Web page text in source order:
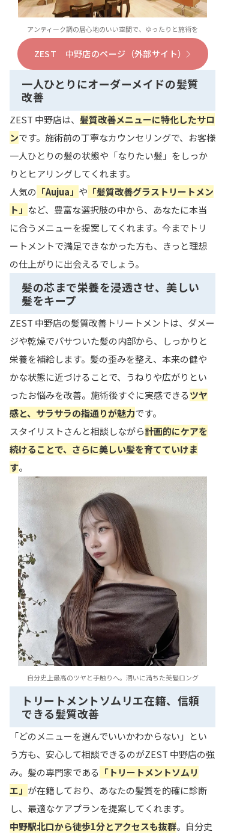
アンティーク調の居心地のいい空間で、ゆったりと施術を
ZEST 中野店のページ（外部サイト）
一人ひとりにオーダーメイドの髪質
改善
ZEST 中野店は、 髪質改善メニューに特化したサロ
ンです。施術前の丁寧なカウンセリングで、お客様
一人ひとりの髪の状態や「なりたい髪」をしっか
りとヒアリングしてくれます。
人気の 「Aujua」 や 「髪質改善グラストリートメン
ト」 など、豊富な選択肢の中から、あなたに本当
に合うメニューを提案してくれます。今までトリ
ートメントで満足できなかった方も、きっと理想
の仕上がりに出会えるでしょう。
髪の芯まで栄養を浸透させ、美しい
髪をキープ
ZEST 中野店の髪質改善トリートメントは、ダメー
ジや乾燥でパサついた髪の内部から、しっかりと
栄養を補給します。髪の歪みを整え、本来の健や
かな状態に近づけることで、うねりや広がりとい
ったお悩みを改善。施術後すぐに実感できるツヤ
感と、サラサラの指通りが魅力です。
スタイリストさんと相談しながら計画的にケアを
続けることで、さらに美しい髪を育てていけま
す。
自分史上最高のツヤと手触りへ。潤いに満ちた美髪ロング
トリートメントソムリエ在籍、信頼
できる髪質改善
「どのメニューを選んでいいかわからない」とい
う方も、安心して相談できるのがZEST 中野店の強
み。髪の専門家である 「トリートメントソムリ
エ」 が在籍しており、あなたの髪質を的確に診断
し、最適なケアプランを提案してくれます。
中野駅北口から徒歩1分とアクセスも抜群。自分史